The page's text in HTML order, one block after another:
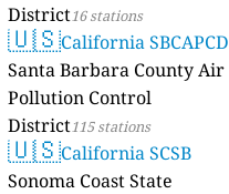
District16 stations
🇺🇸California SBCAPCD
Santa Barbara County Air
Pollution Control
District115 stations
🇺🇸California SCSB
Sonoma Coast State